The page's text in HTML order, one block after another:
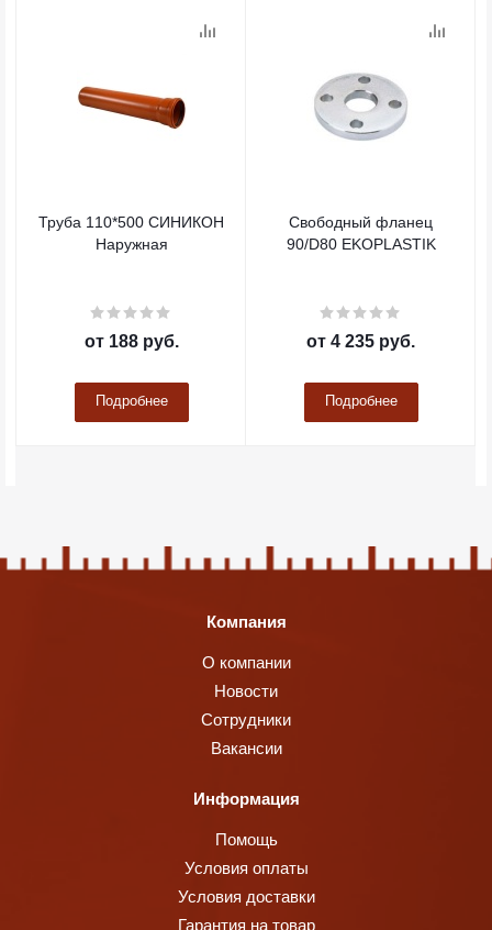
Труба 110*500 СИНИКОН
Наружная
от 188 руб.
Подробнее
Свободный фланец
90/D80 EKOPLASTIK
от 4 235 руб.
Подробнее
Компания
О компании
Новости
Сотрудники
Вакансии
Информация
Помощь
Условия оплаты
Условия доставки
Гарантия на товар